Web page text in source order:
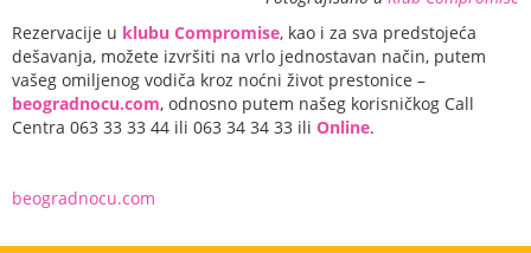
Rezervacije u klubu Compromise, kao i za sva predstojeća
dešavanja, možete izvršiti na vrlo jednostavan način, putem
vašeg omiljenog vodiča kroz noćni život prestonice –
beogradnocu.com, odnosno putem našeg korisničkog Call
Centra 063 33 33 44 ili 063 34 34 33 ili Online.
beogradnocu.com